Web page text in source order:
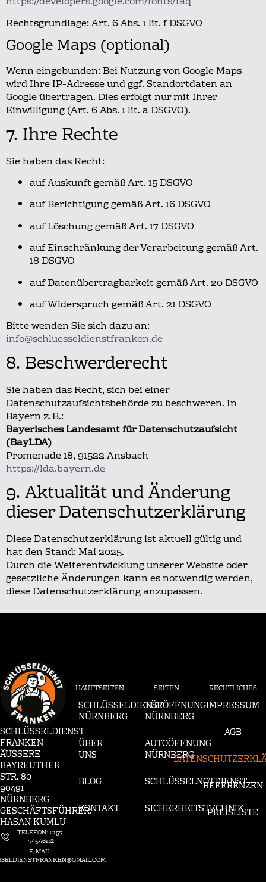
Rechtsgrundlage: Art. 6 Abs. 1 lit. f DSGVO
Google Maps (optional)
Wenn eingebunden: Bei Nutzung von Google Maps
wird Ihre IP-Adresse und ggf. Standortdaten an
Google übertragen.Dies erfolgt nur mit Ihrer
Einwilligung (Art. 6 Abs. 1 lit. a DSGVO).
7. Ihre Rechte
Sie haben das Recht:
auf Auskunft gemäß Art. 15 DSGVO
auf Berichtigung gemäß Art. 16 DSGVO
auf Löschung gemäß Art. 17 DSGVO
auf Einschränkung der Verarbeitung gemäß Art.
18 DSGVO
auf Datenübertragbarkeit gemäß Art. 20 DSGVO
auf Widerspruch gemäß Art. 21 DSGVO
Bitte wenden Sie sich dazu an:
info@schluesseldienstfranken.de
8. Beschwerderecht
Sie haben das Recht, sich bei einer
Datenschutzaufsichtsbehörde zu beschweren. In
Bayern z. B.:
Bayerisches Landesamt für Datenschutzaufsicht
(BayLDA)
Promenade 18, 91522 Ansbach
https://lda.bayern.de
9. Aktualität und Änderung
dieser Datenschutzerklärung
Diese Datenschutzerklärung ist aktuell gültig und
hat den Stand: Mai 2025.
Durch die Weiterentwicklung unserer Website oder
gesetzliche Änderungen kann es notwendig werden,
diese Datenschutzerklärung anzupassen.
SCHLÜSSELDIENST
FRANKEN
ÄUSSERE B
AYREUTHER S
TR. 80
90491
NÜRNBERG
GESCHÄFTSFÜHRER:
HASAN KUMLU
TELEFON: 0157-
74546112
E-MAIL:
HAUPTSEITEN
SCHLÜSSELDIENST
NÜRNBERG
ÜBER
UNS
BLOG
KONTAKT
SEITEN
TÜRÖFFNUNG
NÜRNBERG
AUTOÖFFNUNG
NÜRNBERG
SCHLÜSSELNOTDIENST
SICHERHEITSTECHNIK
RECHTLICHES
IMPRESSUM
AGB
REFERENZEN
PREISLISTE